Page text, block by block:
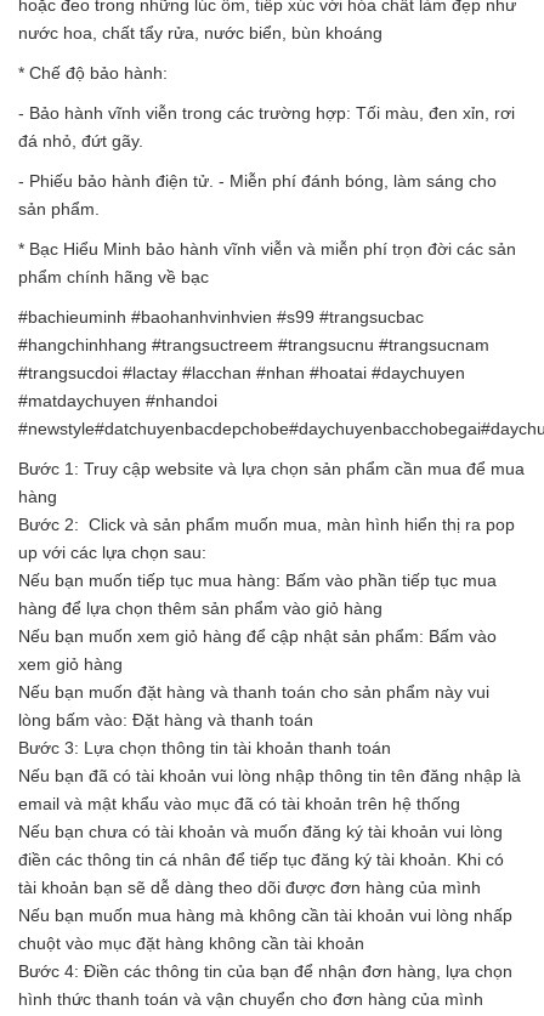
hoặc đeo trong những lúc ốm, tiếp xúc với hóa chất làm đẹp như
nước hoa, chất tẩy rửa, nước biển, bùn khoáng
* Chế độ bảo hành:
- Bảo hành vĩnh viễn trong các trường hợp: Tối màu, đen xỉn, rơi
đá nhỏ, đứt gãy.
- Phiếu bảo hành điện tử. - Miễn phí đánh bóng, làm sáng cho
sản phẩm.
* Bạc Hiểu Minh bảo hành vĩnh viễn và miễn phí trọn đời các sản
phẩm chính hãng về bạc
#bachieuminh #baohanhvinhvien #s99 #trangsucbac
#hangchinhhang #trangsuctreem #trangsucnu #trangsucnam
#trangsucdoi #lactay #lacchan #nhan #hoatai #daychuyen
#matdaychuyen #nhandoi
Bước 1: Truy cập website và lựa chọn sản phẩm cần mua để mua
hàng
Bước 2: Click và sản phẩm muốn mua, màn hình hiển thị ra pop
up với các lựa chọn sau:
Nếu bạn muốn tiếp tục mua hàng: Bấm vào phần tiếp tục mua
hàng để lựa chọn thêm sản phẩm vào giỏ hàng
Nếu bạn muốn xem giỏ hàng để cập nhật sản phẩm: Bấm vào
xem giỏ hàng
Nếu bạn muốn đặt hàng và thanh toán cho sản phẩm này vui
lòng bấm vào: Đặt hàng và thanh toán
Bước 3: Lựa chọn thông tin tài khoản thanh toán
Nếu bạn đã có tài khoản vui lòng nhập thông tin tên đăng nhập là
email và mật khẩu vào mục đã có tài khoản trên hệ thống
Nếu bạn chưa có tài khoản và muốn đăng ký tài khoản vui lòng
điền các thông tin cá nhân để tiếp tục đăng ký tài khoản. Khi có
tài khoản bạn sẽ dễ dàng theo dõi được đơn hàng của mình
Nếu bạn muốn mua hàng mà không cần tài khoản vui lòng nhấp
chuột vào mục đặt hàng không cần tài khoản
Bước 4: Điền các thông tin của bạn để nhận đơn hàng, lựa chọn
hình thức thanh toán và vận chuyển cho đơn hàng của mình